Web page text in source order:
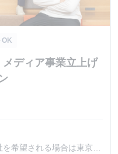
OK
メディア事業立上げ
希望される場合は東京オ